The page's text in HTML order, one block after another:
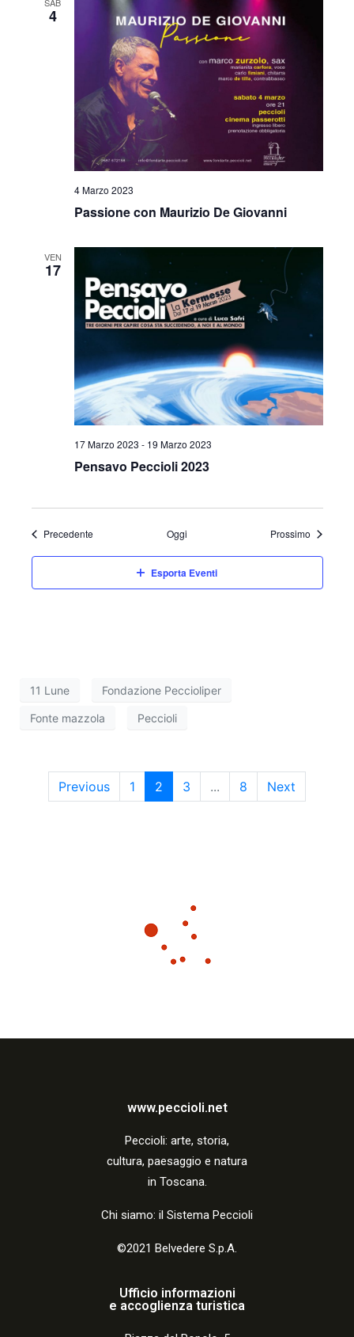
SAB
4
4 Marzo 2023
Passione con Maurizio De Giovanni
VEN
17
17 Marzo 2023 - 19 Marzo 2023
Pensavo Peccioli 2023
PrecedenteEventi Oggi Prossimo Eventi
Esporta Eventi
11 Lune Fondazione Peccioliper
Fonte mazzola Peccioli
Previous 1 2 3 ... 8 Next
www.peccioli.net
Peccio li: arte, storia,
cultura, paesaggio e natura
in Toscana.
Chi siamo: il Sistema Peccioli
©2021 Belvedere S.p.A.
Ufficio informazioni
e accoglienza turistica